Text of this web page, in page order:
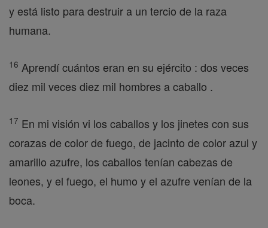
y está listo para destruir a un tercio de la raza
humana.
16 Aprendí cuántos eran en su ejército : dos veces
diez mil veces diez mil hombres a caballo .
17 En mi visión vi los caballos y los jinetes con sus
corazas de color de fuego, de jacinto de color azul y
amarillo azufre, los caballos tenían cabezas de
leones, y el fuego, el humo y el azufre venían de la
boca.